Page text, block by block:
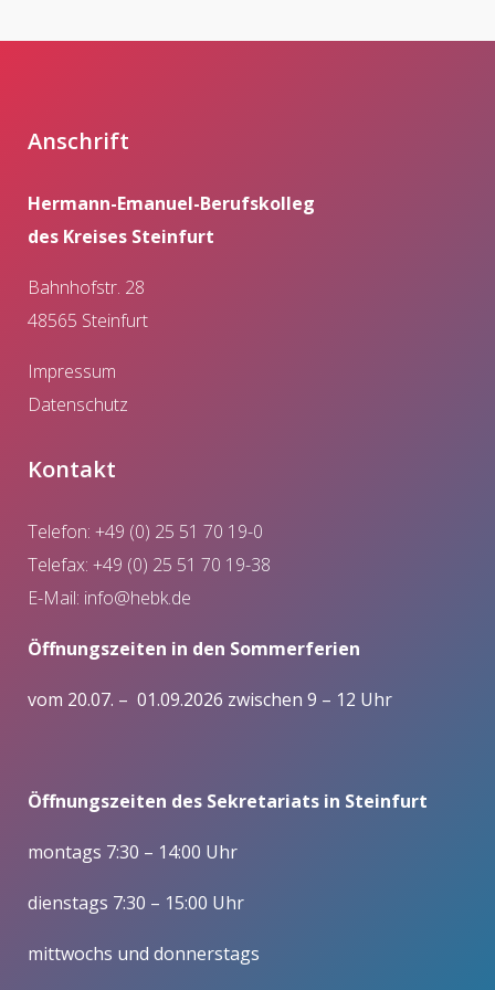
Anschrift
Hermann-Emanuel-Berufskolleg
des Kreises Steinfurt
Bahnhofstr. 28
48565 Steinfurt
Impressum
Datenschutz
Kontakt
Telefon: +49 (0) 25 51 70 19-0
Telefax: +49 (0) 25 51 70 19-38
E-Mail: info@hebk.de
Öffnungszeiten in den Sommerferien
vom 20.07. – 01.09.2026 zwischen 9 – 12 Uhr
Öffnungszeiten des Sekretariats in Steinfurt
montags 7:30 – 14:00 Uhr
dienstags 7:30 – 15:00 Uhr
mittwochs und donnerstags